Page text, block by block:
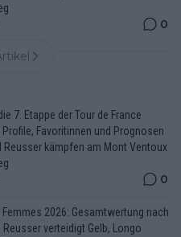
0
7. Etappe der Tour de France
Profile, Favoritinnen und Prognosen
Reusser kämpfen am Mont Ventoux
0
Femmes 2026: Gesamtwertung nach
Reusser verteidigt Gelb, Longo